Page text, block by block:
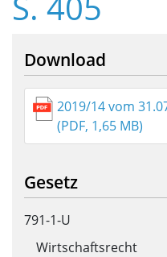
Download
2019/14 vom
(PDF, 1,65 MB)
Gesetz
791-1-U
Wirtschaftsrecht